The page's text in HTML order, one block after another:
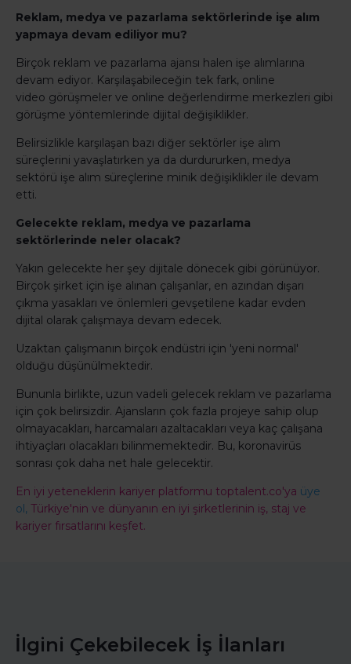
Reklam, medya ve pazarlama sektörlerinde işe alım
yapmaya devam ediliyor mu?
Birçok reklam ve pazarlama ajansı halen işe alımlarına
devam ediyor. Karşılaşabileceğin tek fark, online
video görüşmeler ve online değerlendirme merkezleri gibi
görüşme yöntemlerinde dijital değişiklikler.
Belirsizlikle karşılaşan bazı diğer sektörler işe alım
süreçlerini yavaşlatırken ya da durdururken, medya
sektörü işe alım süreçlerine minik değişiklikler ile devam
etti.
Gelecekte reklam, medya ve pazarlama
sektörlerinde neler olacak?
Yakın gelecekte her şey dijitale dönecek gibi görünüyor.
Birçok şirket için işe alınan çalışanlar, en azından dışarı
çıkma yasakları ve önlemleri gevşetilene kadar evden
dijital olarak çalışmaya devam edecek.
Uzaktan çalışmanın birçok endüstri için 'yeni normal'
olduğu düşünülmektedir.
Bununla birlikte, uzun vadeli gelecek reklam ve pazarlama
için çok belirsizdir. Ajansların çok fazla projeye sahip olup
olmayacakları, harcamaları azaltacakları veya kaç çalışana
ihtiyaçları olacakları bilinmemektedir. Bu, koronavirüs
sonrası çok daha net hale gelecektir.
En iyi yeteneklerin kariyer platformu toptalent.co'ya üye
ol, Türkiye'nin ve dünyanın en iyi şirketlerinin iş, staj ve
kariyer fırsatlarını keşfet.
İlgini Çekebilecek İş İlanları